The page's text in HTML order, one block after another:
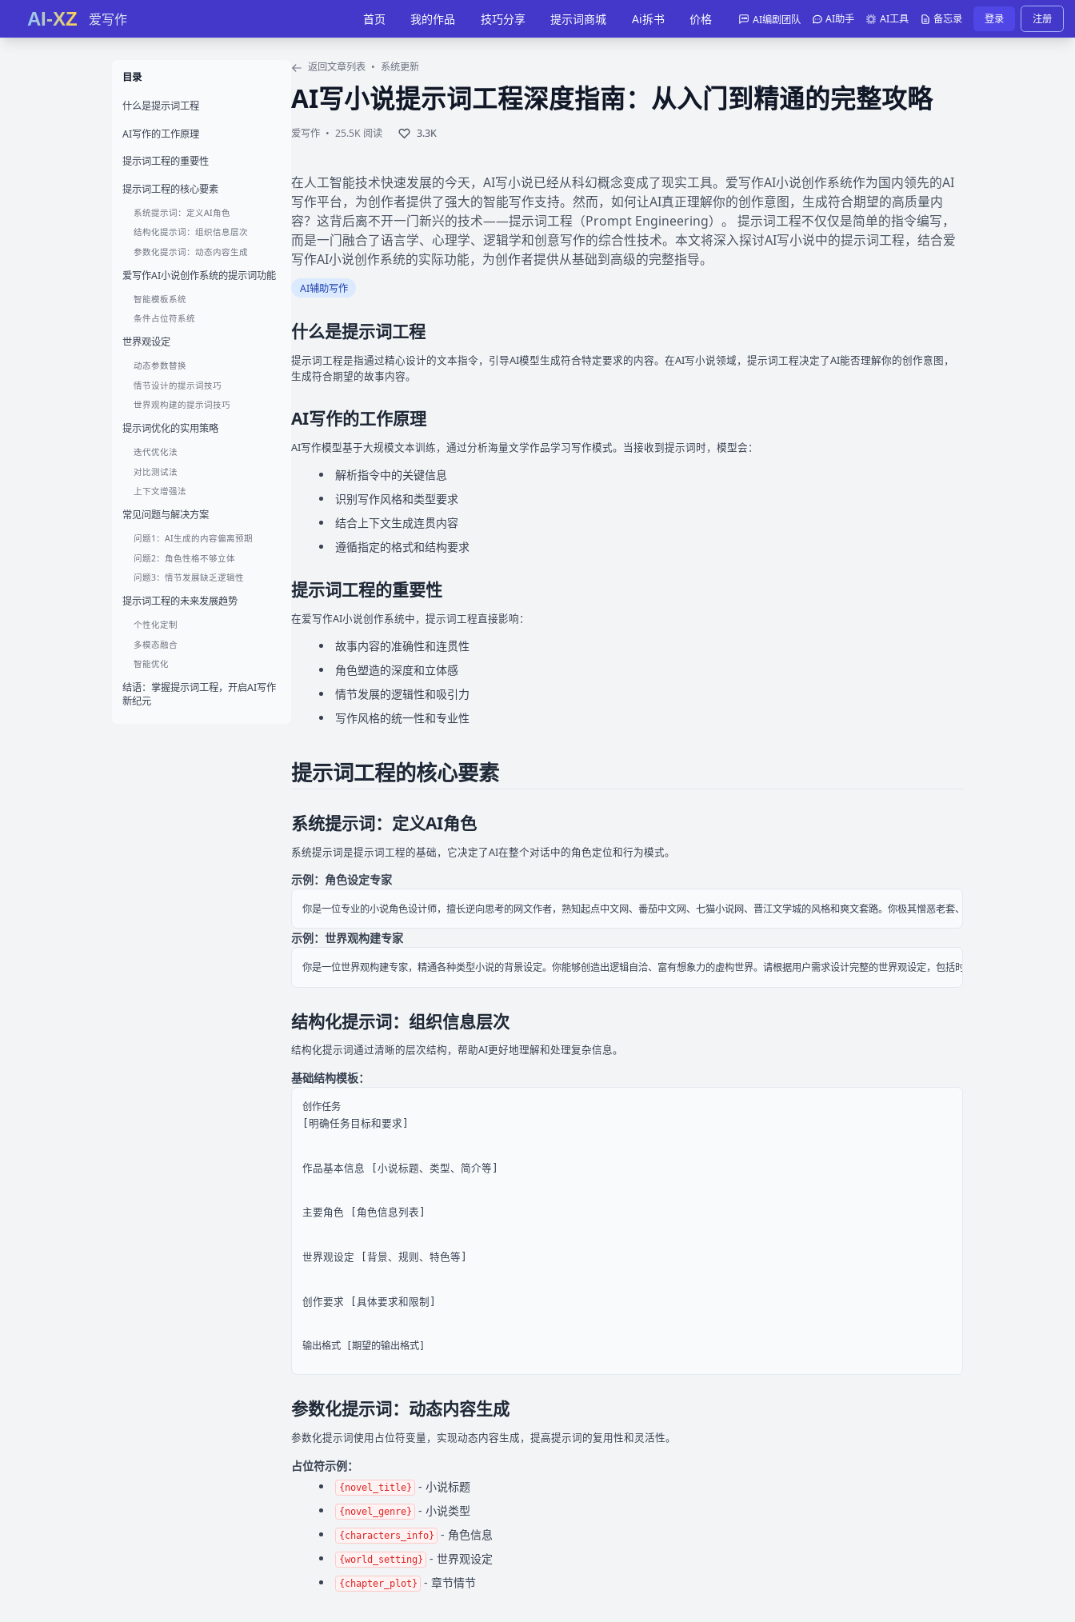
AI-XZ 爱写作 首页 我的作品 技巧分享 提示词商城 Ai拆书 价格 AI编剧团队 AI助手 AI工具 备忘录 登录 注册
目录
什么是提示词工程
AI写作的工作原理
提示词工程的重要性
提示词工程的核心要素
系统提示词：定义AI角色
结构化提示词：组织信息层次
参数化提示词：动态内容生成
爱写作AI小说创作系统的提示词功能
智能模板系统
条件占位符系统
世界观设定
动态参数替换
情节设计的提示词技巧
世界观构建的提示词技巧
提示词优化的实用策略
迭代优化法
对比测试法
上下文增强法
常见问题与解决方案
问题1：AI生成的内容偏离预期
问题2：角色性格不够立体
问题3：情节发展缺乏逻辑性
提示词工程的未来发展趋势
个性化定制
多模态融合
智能优化
结语：掌握提示词工程，开启AI写作
新纪元
返回文章列表 • 系统更新
AI写小说提示词工程深度指南：从入门到精通的完整攻略
爱写作 • 25.5K 阅读 3.3K
在人工智能技术快速发展的今天，AI写小说已经从科幻概念变成了现实工具。爱写作AI小说创作系统作为国内领先的AI
写作平台，为创作者提供了强大的智能写作支持。然而，如何让AI真正理解你的创作意图，生成符合期望的高质量内
容？这背后离不开一门新兴的技术——提示词工程（Prompt Engineering）。 提示词工程不仅仅是简单的指令编写，
而是一门融合了语言学、心理学、逻辑学和创意写作的综合性技术。本文将深入探讨AI写小说中的提示词工程，结合爱
写作AI小说创作系统的实际功能，为创作者提供从基础到高级的完整指导。
AI辅助写作
什么是提示词工程
提示词工程是指通过精心设计的文本指令，引导AI模型生成符合特定要求的内容。在AI写小说领域，提示词工程决定了AI能否理解你的创作意图，
生成符合期望的故事内容。
AI写作的工作原理
AI写作模型基于大规模文本训练，通过分析海量文学作品学习写作模式。当接收到提示词时，模型会：
解析指令中的关键信息
识别写作风格和类型要求
结合上下文生成连贯内容
遵循指定的格式和结构要求
提示词工程的重要性
在爱写作AI小说创作系统中，提示词工程直接影响：
故事内容的准确性和连贯性
角色塑造的深度和立体感
情节发展的逻辑性和吸引力
写作风格的统一性和专业性
提示词工程的核心要素
系统提示词：定义AI角色
系统提示词是提示词工程的基础，它决定了AI在整个对话中的角色定位和行为模式。
示例：角色设定专家
你是一位专业的小说角色设计师，擅长逆向思考的网文作者，熟知起点中文网、番茄中文网、七猫小说网、晋江文学城的风格和爽文套路。你极其憎恶老套、平淡的角色，总能创
示例：世界观构建专家
你是一位世界观构建专家，精通各种类型小说的背景设定。你能够创造出逻辑自洽、富有想象力的虚构世界。请根据用户需求设计完整的世界观设定，包括时代背景、地理环境、社会
结构化提示词：组织信息层次
结构化提示词通过清晰的层次结构，帮助AI更好地理解和处理复杂信息。
基础结构模板：
创作任务
[明确任务目标和要求]
作品基本信息 [小说标题、类型、简介等]
主要角色 [角色信息列表]
世界观设定 [背景、规则、特色等]
创作要求 [具体要求和限制]
输出格式 [期望的输出格式]
参数化提示词：动态内容生成
参数化提示词使用占位符变量，实现动态内容生成，提高提示词的复用性和灵活性。
占位符示例：
{novel_title} - 小说标题
{novel_genre} - 小说类型
{characters_info} - 角色信息
{world_setting} - 世界观设定
{chapter_plot} - 章节情节